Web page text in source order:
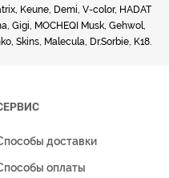
Keune, Demi, V-color, HADAT
Gigi, MOCHEQI Musk, Gehwol,
Skins, Malecula, Dr.Sorbie, K18.
доставки
оплаты